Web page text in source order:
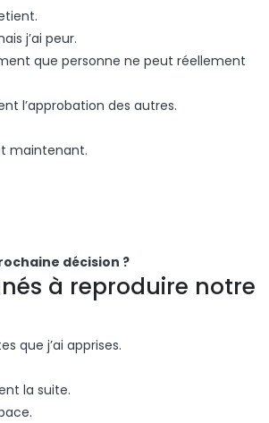
j’ai peur.
que personne ne peut réellement
l’approbation des autres.
maintenant.
décision ?
à reproduire notre
que j’ai apprises.
la suite.